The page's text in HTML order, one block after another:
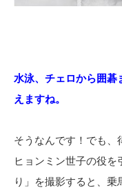
水泳、チェロから囲碁
えますね。
そうなんです！でも、
ヒョンミン世子の役
り」を撮影すると、乗